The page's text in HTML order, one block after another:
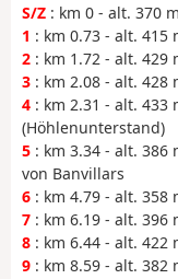
S/Z : km 0 - alt. 370
1 : km 0.73 - alt. 415
2 : km 1.72 - alt. 429
3 : km 2.08 - alt. 428
4 : km 2.31 - alt. 433
(Höhlenunterstand)
5 : km 3.34 - alt. 386
von Banvillars
6 : km 4.79 - alt. 358
7 : km 6.19 - alt. 396
8 : km 6.44 - alt. 422
9 : km 8.59 - alt. 382